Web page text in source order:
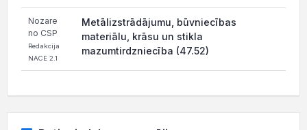
Nozare
no CSP
Redakcija
NACE 2.1
Metālizstrādājumu, būvniecības
materiālu, krāsu un stikla
mazumtirdzniecība (47.52)